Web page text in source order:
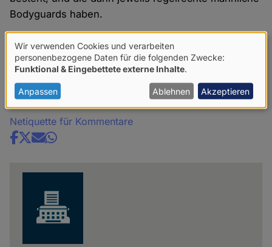
Bodyguards haben.
Vgl:http://link.springer.com/article/10.1007/s00265-
016-2105-3
Kommentare
Netiquette für Kommentare
Share
Verwendung
von
personenbezogenen
Daten
und
Cookies
Wir verwenden Cookies und verarbeiten
personenbezogene Daten für die folgenden Zwecke:
Funktional & Eingebettete externe Inhalte.
Anpassen Ablehnen Akzeptieren